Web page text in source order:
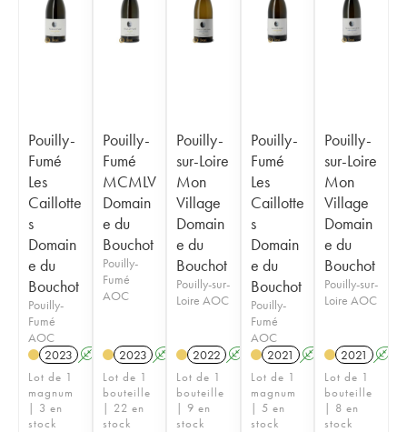
Pouilly-
Fumé
Les
Caillotte
s
Domain
e du
Bouchot
Pouilly-
Fumé
AOC
2023 A
Lot de 1
magnum
| 3 en
stock
Pouilly-
Fumé
MCMLV
Domain
e du
Bouchot
Pouilly-
Fumé
AOC
2023 A
Lot de 1
bouteille
| 22 en
stock
Pouilly-
sur-Loire
Mon
Village
Domain
e du
Bouchot
Pouilly-sur-
Loire AOC
2022 A
Lot de 1
bouteille
| 9 en
stock
Pouilly-
Fumé
Les
Caillotte
s
Domain
e du
Bouchot
Pouilly-
Fumé
AOC
2021 A
Lot de 1
magnum
| 5 en
stock
Pouilly-
sur-Loire
Mon
Village
Domain
e du
Bouchot
Pouilly-sur-
Loire AOC
2021 A
Lot de 1
bouteille
| 8 en
stock